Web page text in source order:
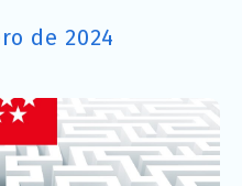
de 2024